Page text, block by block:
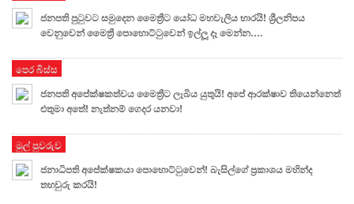
ජනපති පුටුවට සමුදෙන මෛත්‍රීට යෝධ මහවැලිය භාරයි! ශ්‍රීලනිපය
වෙනුවෙන් මෛත්‍රී පොහොට්ටුවෙන් ඉල්ලූ දෑ මෙන්න….
පෙර බිස්ස
ජනපති අපේක්ෂකත්වය මෛත්‍රීට ලැබිය යුතුයි! අපේ ආරක්ෂාව තියෙන්නෙත්
එතුමා අතේ! නැත්නම් ගෙදර යනවා!
මුල් පුවරුව
ජනාධිපති අපේක්ෂකයා පොහොට්ටුවෙන්! බැසිල්ගේ ප්‍රකාශය මහින්ද
තහවුරු කරයි!